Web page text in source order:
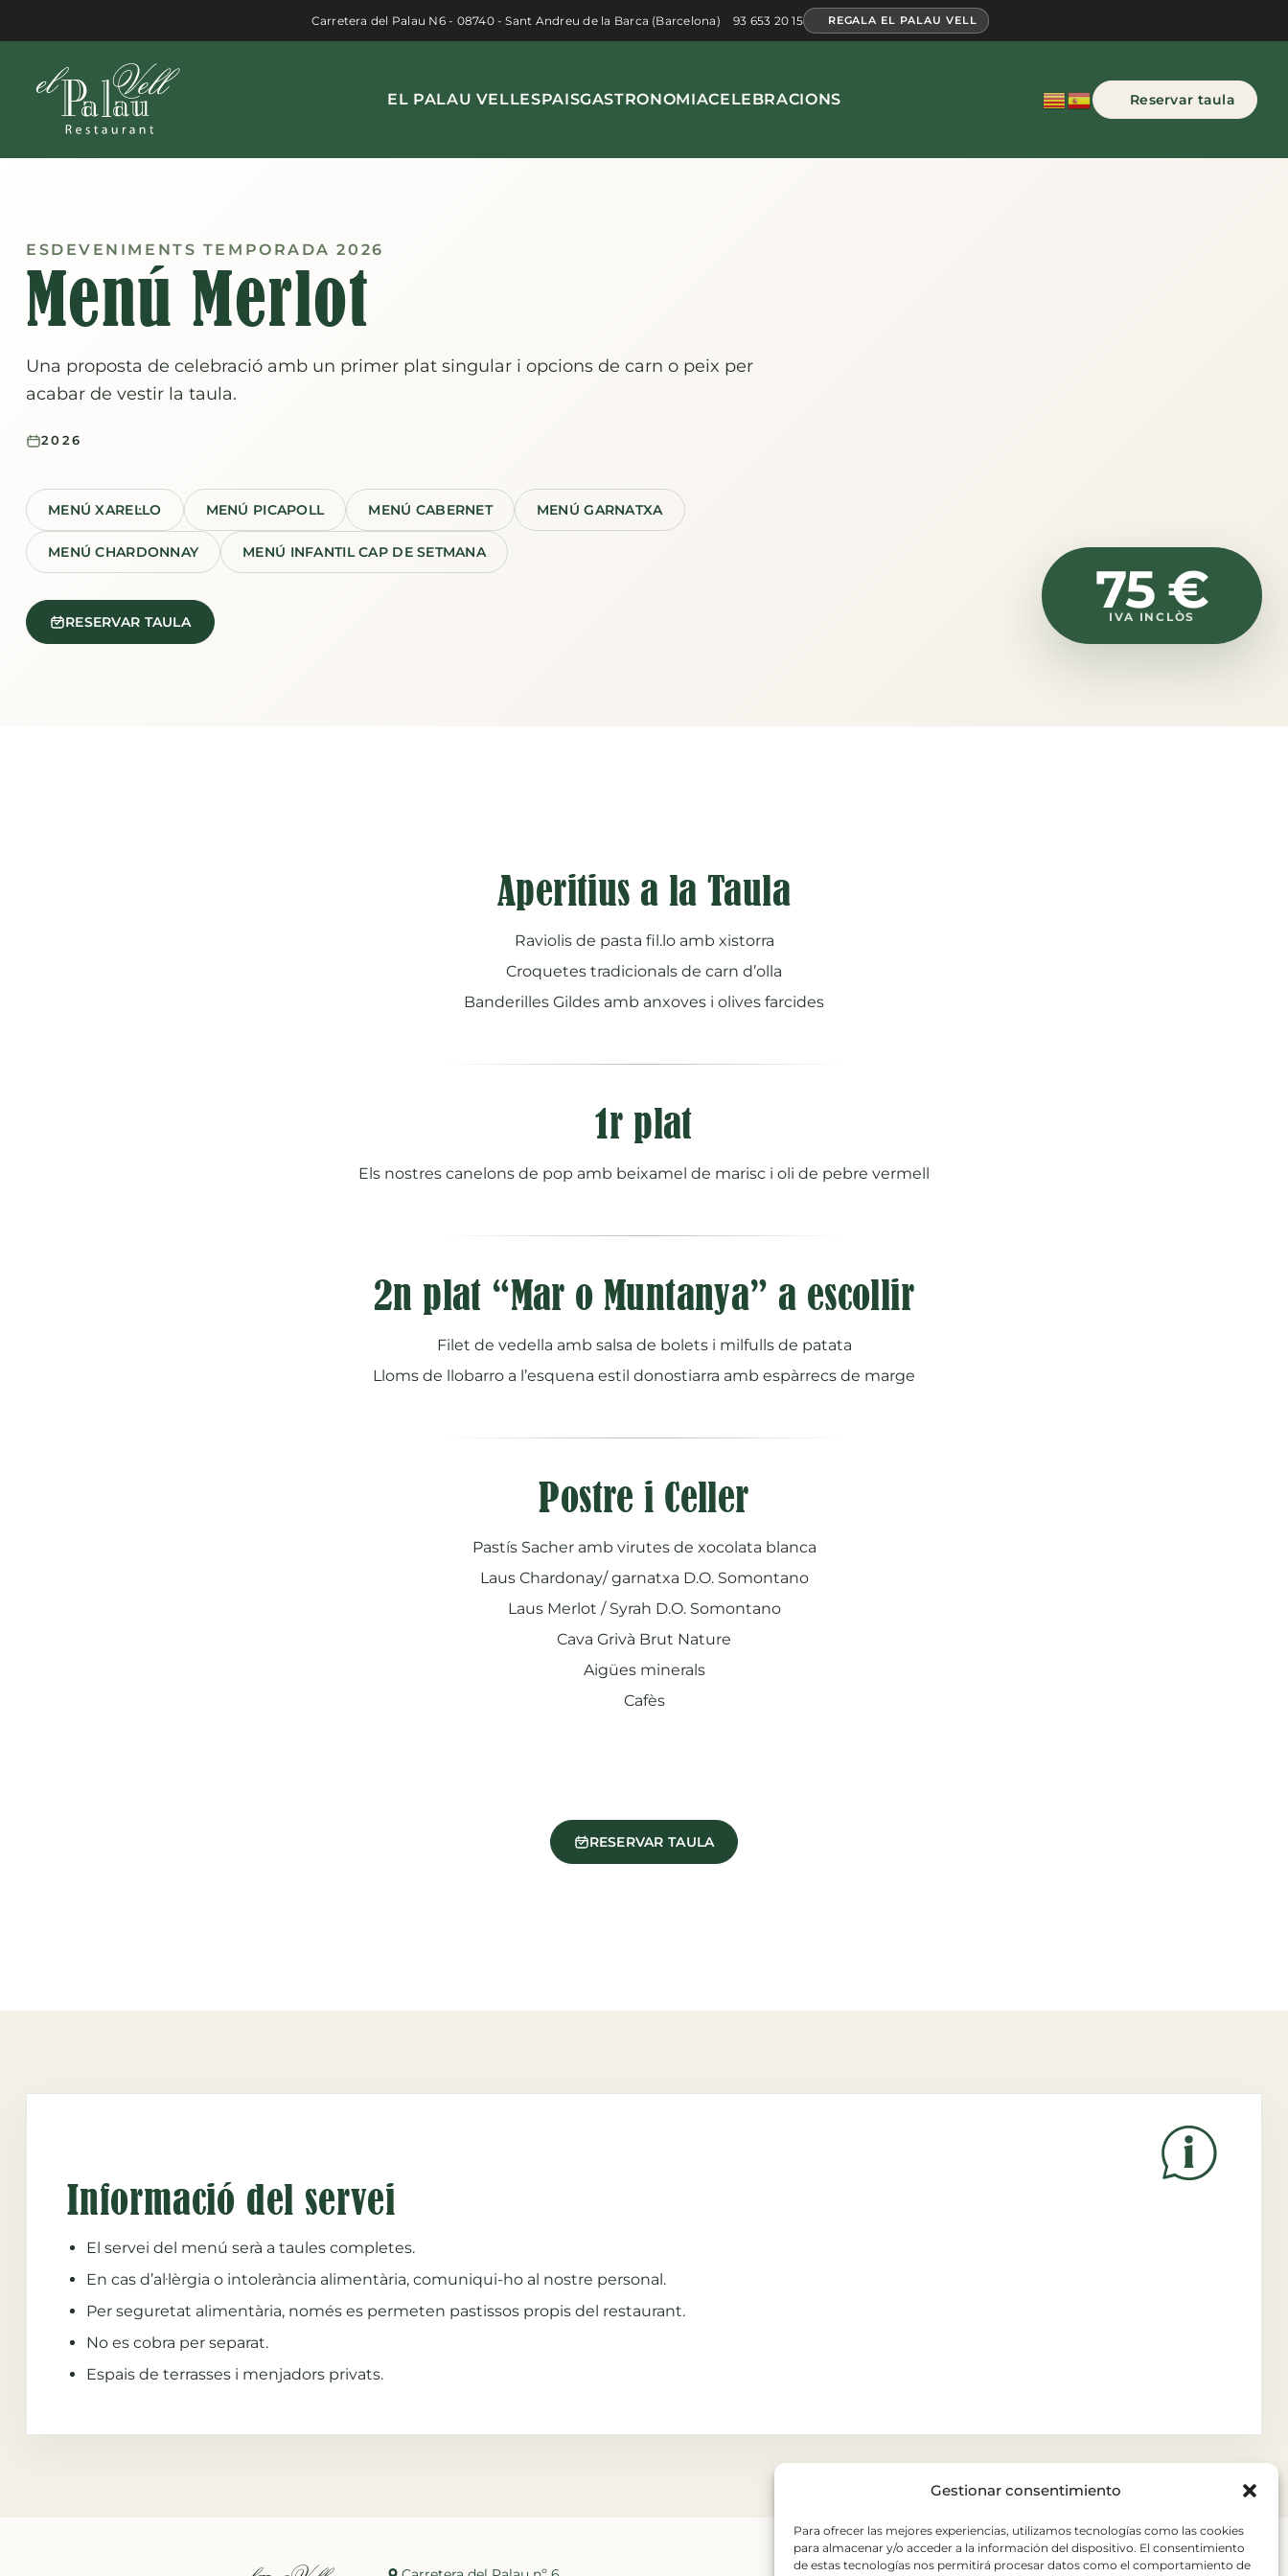
Gestionar consentimiento
Para ofrecer las mejores experiencias, utilizamos tecnologías como las cookies
para almacenar y/o acceder a la información del dispositivo. El consentimiento
de estas tecnologías nos permitirá procesar datos como el comportamiento de
al
contingut
Carretera del Palau N6 - 08740 - Sant Andreu de la Barca (Barcelona) 93 653 20 15 REGALA EL PALAU VELL
EL PALAU VELLESPAISGASTRONOMIACELEBRACIONS Reservar taula
ESDEVENIMENTS TEMPORADA 2026
Menú Merlot
Una proposta de celebració amb un primer plat singular i opcions de carn o peix per
acabar de vestir la taula.
2026
MENÚ XAREL·LO MENÚ PICAPOLL MENÚ CABERNET MENÚ GARNATXA
MENÚ CHARDONNAY MENÚ INFANTIL CAP DE SETMANA
RESERVAR TAULA
75 €
IVA INCLÒS
Aperitius a la Taula
Raviolis de pasta fil.lo amb xistorra
Croquetes tradicionals de carn d’olla
Banderilles Gildes amb anxoves i olives farcides
1r plat
Els nostres canelons de pop amb beixamel de marisc i oli de pebre vermell
2n plat “Mar o Muntanya” a escollir
Filet de vedella amb salsa de bolets i milfulls de patata
Lloms de llobarro a l’esquena estil donostiarra amb espàrrecs de marge
Postre i Celler
Pastís Sacher amb virutes de xocolata blanca
Laus Chardonay/ garnatxa D.O. Somontano
Laus Merlot / Syrah D.O. Somontano
Cava Grivà Brut Nature
Aigües minerals
Cafès
RESERVAR TAULA
Informació del servei
El servei del menú serà a taules completes.
En cas d’al·lèrgia o intolerància alimentària, comuniqui-ho al nostre personal.
Per seguretat alimentària, només es permeten pastissos propis del restaurant.
No es cobra per separat.
Espais de terrasses i menjadors privats.